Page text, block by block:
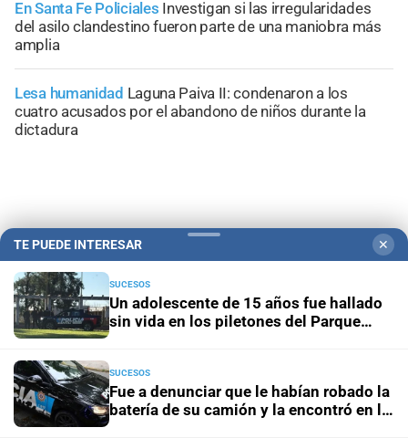
En Santa Fe Policiales Investigan si las irregularidades
del asilo clandestino fueron parte de una maniobra más
amplia
Lesa humanidad Laguna Paiva II: condenaron a los
cuatro acusados por el abandono de niños durante la
dictadura
+ Información General
TE PUEDE INTERESAR ✕
SUCESOS
Un adolescente de 15 años fue hallado
sin vida en los piletones del Parque
SUCESOS
Fue a denunciar que le habían robado la
batería de su camión y la encontró en la